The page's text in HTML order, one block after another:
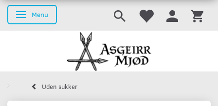
Skifte navigation
Menu
Uden sukker